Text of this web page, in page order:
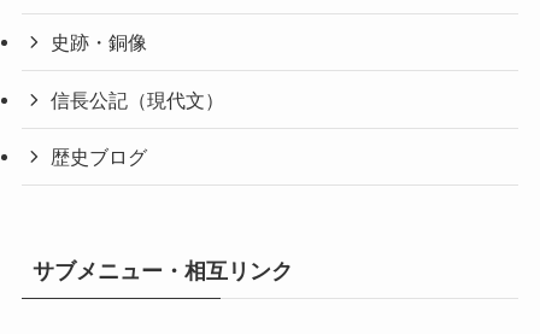
史跡・銅像
信長公記（現代文）
歴史ブログ
サブメニュー・相互リンク